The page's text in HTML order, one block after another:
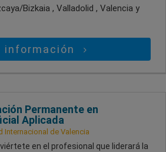
Bizkaia , Valladolid , Valencia y
información
Permanente en
Aplicada
Internacional de Valencia
en el profesional que liderará la